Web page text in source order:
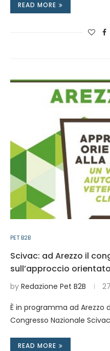
READ MORE
PET B2B
Scivac: ad Arezzo il
sull’approccio
by Redazione Pet B2B
È in programma ad Arezzo
Congresso Nazionale
READ MORE